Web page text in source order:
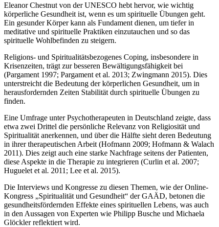
Eleanor Chestnut von der UNESCO hebt hervor, wie wichtig
körperliche Gesundheit ist, wenn es um spirituelle Übungen geht.
Ein gesunder Körper kann als Fundament dienen, um tiefer in
meditative und spirituelle Praktiken einzutauchen und so das
spirituelle Wohlbefinden zu steigern.
Religions- und Spiritualitätsbezogenes Coping, insbesondere in
Krisenzeiten, trägt zur besseren Bewältigungsfähigkeit bei
(Pargament 1997; Pargament et al. 2013; Zwingmann 2015). Dies
unterstreicht die Bedeutung der körperlichen Gesundheit, um in
herausfordernden Zeiten Stabilität durch spirituelle Übungen zu
finden.
Eine Umfrage unter Psychotherapeuten in Deutschland zeigte, dass
etwa zwei Drittel die persönliche Relevanz von Religiosität und
Spiritualität anerkennen, und über die Hälfte sieht deren Bedeutung
in ihrer therapeutischen Arbeit (Hofmann 2009; Hofmann & Walach
2011). Dies zeigt auch eine starke Nachfrage seitens der Patienten,
diese Aspekte in die Therapie zu integrieren (Curlin et al. 2007;
Huguelet et al. 2011; Lee et al. 2015).
Die Interviews und Kongresse zu diesen Themen, wie der Online-
Kongress „Spiritualität und Gesundheit“ der GAÄD, betonen die
gesundheitsfördernden Effekte eines spirituellen Lebens, was auch
in den Aussagen von Experten wie Philipp Busche und Michaela
Glöckler reflektiert wird.